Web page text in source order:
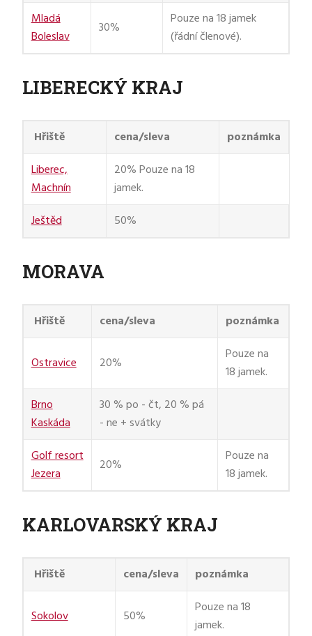
Mladá
Boleslav
30%
Pouze na 18 jamek
(řádní členové).
LIBERECKÝ KRAJ
Hřiště cena/sleva
poznámka
Liberec,
Machnín
20% Pouze na 18
jamek.
Ještěd
50%
MORAVA
Hřiště cena/sleva poznámka
Ostravice 20%
Pouze na
18 jamek.
Brno
Kaskáda
30 % po - čt, 20 % pá
- ne + svátky
Golf resort
Jezera
20%
Pouze na
18 jamek.
KARLOVARSKÝ KRAJ
Hřiště cena/sleva poznámka
Sokolov 50%
Pouze na 18
jamek.